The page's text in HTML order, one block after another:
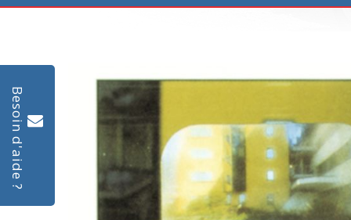
Besoin d'aide ?
images
gallery